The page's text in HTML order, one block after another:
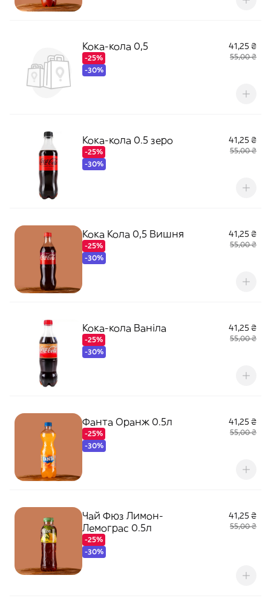
Кока-кола 0,5
-25%
-30%
41,25 ₴
55,00 ₴
Кока-кола 0.5 зеро
-25%
-30%
41,25 ₴
55,00 ₴
Кока Кола 0,5 Вишня
-25%
-30%
41,25 ₴
55,00 ₴
Кока-кола Ваніла
-25%
-30%
41,25 ₴
55,00 ₴
Фанта Оранж 0.5л
-25%
-30%
41,25 ₴
55,00 ₴
Чай Фюз Лимон-
Лемограс 0.5л
-25%
-30%
41,25 ₴
55,00 ₴